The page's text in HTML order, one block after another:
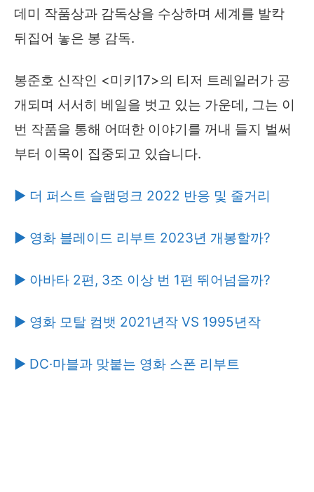
데미 작품상과 감독상을 수상하며 세계를 발칵
뒤집어 놓은 봉 감독.
봉준호 신작인 <미키17>의 티저 트레일러가 공
개되며 서서히 베일을 벗고 있는 가운데, 그는 이
번 작품을 통해 어떠한 이야기를 꺼내 들지 벌써
부터 이목이 집중되고 있습니다.
▶ 더 퍼스트 슬램덩크 2022 반응 및 줄거리
▶ 영화 블레이드 리부트 2023년 개봉할까?
▶ 아바타 2편, 3조 이상 번 1편 뛰어넘을까?
▶ 영화 모탈 컴뱃 2021년작 VS 1995년작
▶ DC·마블과 맞붙는 영화 스폰 리부트